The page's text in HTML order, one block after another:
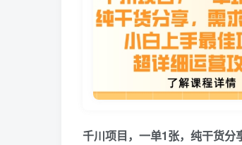
千川项目，一单1张，纯干货分